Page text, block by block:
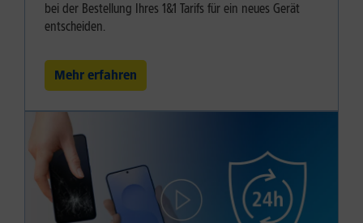
bei der Bestellung Ihres 1&1 Tarifs für ein neues Gerät
entscheiden.
Mehr erfahren